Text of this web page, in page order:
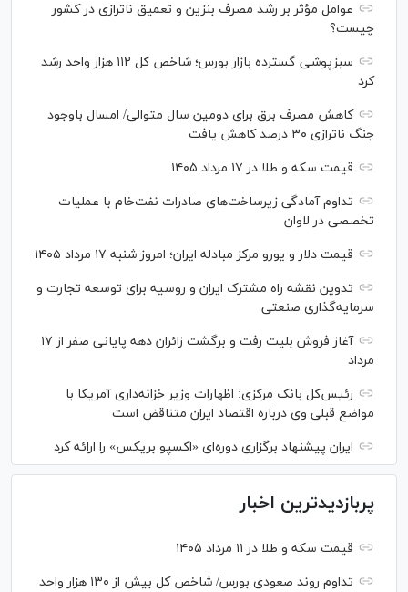
عوامل مؤثر بر رشد مصرف بنزین و تعمیق ناترازی در کشور
چیست؟
سبزپوشی گسترده بازار بورس؛ شاخص کل ۱۱۲ هزار واحد رشد
کرد
کاهش مصرف برق برای دومین سال متوالی/ امسال باوجود
جنگ ناترازی ۳۰ درصد کاهش یافت
قیمت سکه و طلا در ۱۷ مرداد ۱۴۰۵
تداوم آمادگی زیرساخت‌های صادرات نفت‌خام با عملیات
تخصصی در لاوان
قیمت دلار و یورو مرکز مبادله ایران؛ امروز شنبه ۱۷ مرداد ۱۴۰۵
تدوین نقشه راه مشترک ایران و روسیه برای توسعه تجارت و
سرمایه‌گذاری صنعتی
آغاز فروش بلیت رفت و برگشت زائران دهه پایانی صفر از ۱۷
مرداد
رئیس‌کل بانک مرکزی: اظهارات وزیر خزانه‌داری آمریکا با
مواضع قبلی وی درباره اقتصاد ایران متناقض است
ایران پیشنهاد برگزاری دوره‌ای «اکسپو بریکس» را ارائه کرد
پربازدیدترین اخبار
قیمت سکه و طلا در ۱۱ مرداد ۱۴۰۵
تداوم روند صعودی بورس/ شاخص کل بیش از ۱۳۰ هزار واحد